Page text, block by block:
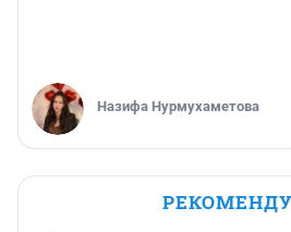
Назифа Нурмухаметова